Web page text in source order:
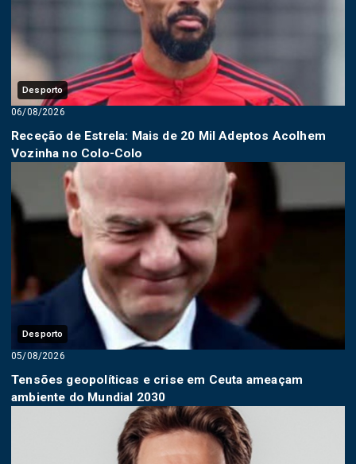
Desporto
06/08/2026
Receção de Estrela: Mais de 20 Mil Adeptos Acolhem
Vozinha no Colo-Colo
Desporto
05/08/2026
Tensões geopolíticas e crise em Ceuta ameaçam
ambiente do Mundial 2030